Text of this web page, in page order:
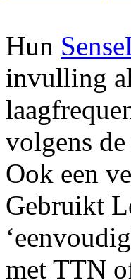
Hun
invulling
volgens
Ook een
Gebruikt
met TTN